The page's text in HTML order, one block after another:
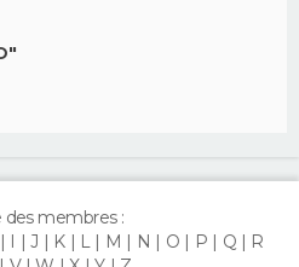
des membres :
I J K L M N O P Q
R